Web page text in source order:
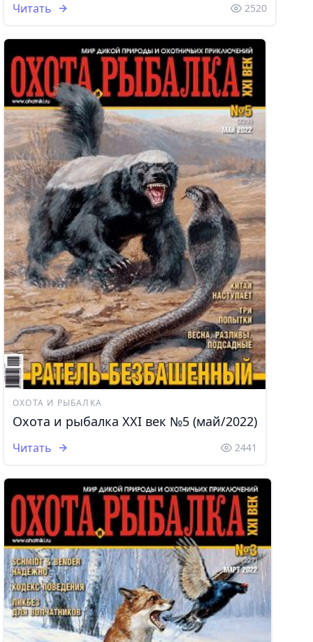
Читать 2520
ОХОТА И РЫБАЛКА
Охота и рыбалка XXI век №5 (май/2022)
Читать 2441